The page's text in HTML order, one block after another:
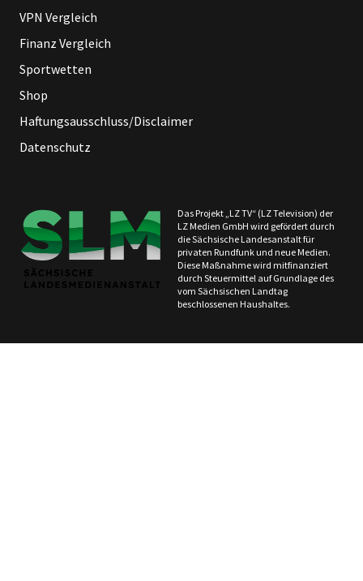
VPN Vergleich
Finanz Vergleich
Sportwetten
Shop
Haftungsausschluss/Disclaimer
Datenschutz
Das Projekt „LZ TV“ (LZ Television) der
LZ Medien GmbH wird gefördert durch
die Sächsische Landesanstalt für
privaten Rundfunk und neue Medien.
Diese Maßnahme wird mitfinanziert
durch Steuermittel auf Grundlage des
vom Sächsischen Landtag
beschlossenen Haushaltes.